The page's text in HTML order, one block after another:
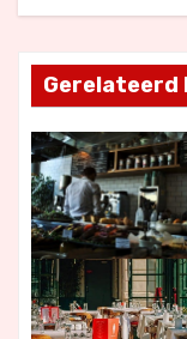
h
t
n
a
v
i
g
Gerelateerd